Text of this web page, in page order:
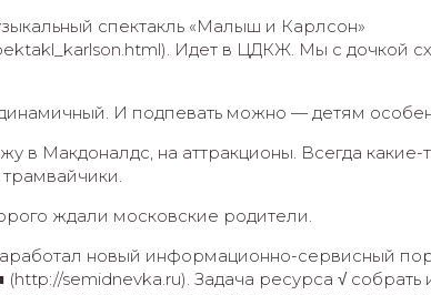
спектакль «Малыш и Карлсон»
Идет в ЦДКЖ. Мы с дочкой
И подпевать можно — детям
в Макдоналдс, на аттракционы. Всегда какие-
ждали московские родители.
новый информационно-сервисный
semidnevka.ru). Задача ресурса √ собрать